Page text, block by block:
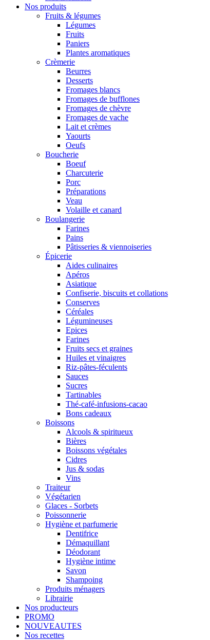
Nos produits
Fruits & légumes
Légumes
Fruits
Paniers
Plantes aromatiques
Crèmerie
Beurres
Desserts
Fromages blancs
Fromages de bufflones
Fromages de chèvre
Fromages de vache
Lait et crèmes
Yaourts
Oeufs
Boucherie
Boeuf
Charcuterie
Porc
Préparations
Veau
Volaille et canard
Boulangerie
Farines
Pains
Pâtisseries & viennoiseries
Épicerie
Aides culinaires
Apéros
Asiatique
Confiserie, biscuits et collations
Conserves
Céréales
Légumineuses
Epices
Farines
Fruits secs et graines
Huiles et vinaigres
Riz-pâtes-féculents
Sauces
Sucres
Tartinables
Thé-café-infusions-cacao
Bons cadeaux
Boissons
Alcools & spiritueux
Bières
Boissons végétales
Cidres
Jus & sodas
Vins
Traiteur
Végétarien
Glaces - Sorbets
Poissonnerie
Hygiène et parfumerie
Dentifrice
Démaquillant
Déodorant
Hygiène intime
Savon
Shampoing
Produits ménagers
Librairie
Nos producteurs
PROMO
NOUVEAUTES
Nos recettes